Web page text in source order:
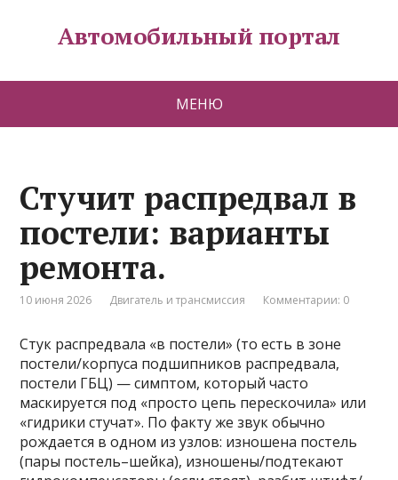
Автомобильный портал
МЕНЮ
Стучит распредвал в
постели: варианты
ремонта.
10 июня 2026 Двигатель и трансмиссия Комментарии: 0
Стук распредвала «в постели» (то есть в зоне
постели/корпуса подшипников распредвала,
постели ГБЦ) — симптом, который часто
маскируется под «просто цепь перескочила» или
«гидрики стучат». По факту же звук обычно
рождается в одном из узлов: изношена постель
(пары постель–шейка), изношены/подтекают